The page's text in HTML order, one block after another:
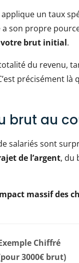
un taux
son propre
brut initial.
du revenu,
précisément là
brut au
salariés sont
de l’argent, du
massif des
Chiffré
3000€ brut)